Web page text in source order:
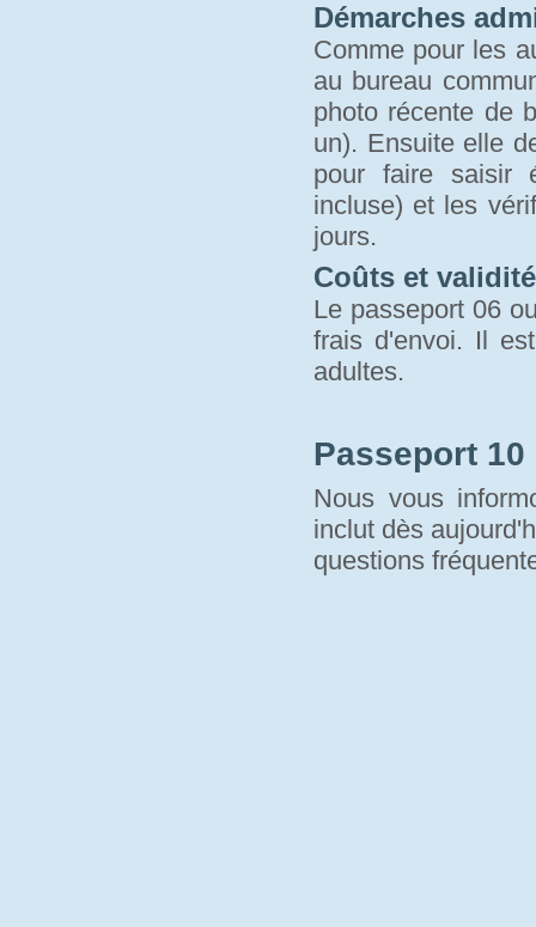
Démarches
Comme pour les
au bureau
photo récente de
un). Ensuite elle
pour faire saisir
incluse) et les
jours.
Coûts et
Le passeport 06
frais d'envoi. Il
adultes.
Passeport 10
Nous vous
inclut dès
questions